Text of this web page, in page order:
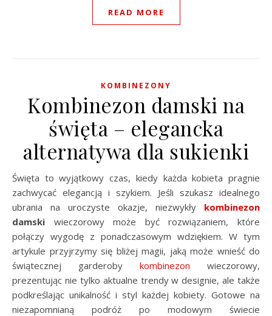
READ MORE
KOMBINEZONY
Kombinezon damski na
święta – elegancka
alternatywa dla sukienki
Święta to wyjątkowy czas, kiedy każda kobieta pragnie
zachwycać elegancją i szykiem. Jeśli szukasz idealnego
ubrania na uroczyste okazje, niezwykły kombinezon
damski wieczorowy może być rozwiązaniem, które
połączy wygodę z ponadczasowym wdziękiem. W tym
artykule przyjrzymy się bliżej magii, jaką może wnieść do
świątecznej garderoby kombinezon wieczorowy,
prezentując nie tylko aktualne trendy w designie, ale także
podkreślając unikalność i styl każdej kobiety. Gotowe na
niezapomnianą podróż po modowym świecie